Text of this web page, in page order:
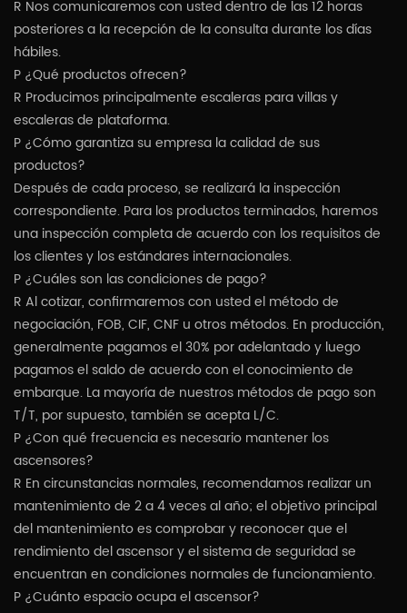
R Nos comunicaremos con usted dentro de las 12 horas
posteriores a la recepción de la consulta durante los días
hábiles.
P ¿Qué productos ofrecen?
R Producimos principalmente escaleras para villas y
escaleras de plataforma.
P ¿Cómo garantiza su empresa la calidad de sus
productos?
Después de cada proceso, se realizará la inspección
correspondiente. Para los productos terminados, haremos
una inspección completa de acuerdo con los requisitos de
los clientes y los estándares internacionales.
P ¿Cuáles son las condiciones de pago?
R Al cotizar, confirmaremos con usted el método de
negociación, FOB, CIF, CNF u otros métodos. En producción,
generalmente pagamos el 30% por adelantado y luego
pagamos el saldo de acuerdo con el conocimiento de
embarque. La mayoría de nuestros métodos de pago son
T/T, por supuesto, también se acepta L/C.
P ¿Con qué frecuencia es necesario mantener los
ascensores?
R En circunstancias normales, recomendamos realizar un
mantenimiento de 2 a 4 veces al año; el objetivo principal
del mantenimiento es comprobar y reconocer que el
rendimiento del ascensor y el sistema de seguridad se
encuentran en condiciones normales de funcionamiento.
P ¿Cuánto espacio ocupa el ascensor?